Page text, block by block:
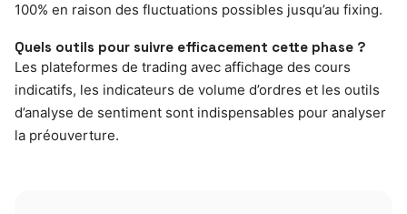
100% en raison des fluctuations possibles jusqu’au fixing.
Quels outils pour suivre efficacement cette phase ?
Les plateformes de trading avec affichage des cours
indicatifs, les indicateurs de volume d’ordres et les outils
d’analyse de sentiment sont indispensables pour analyser
la préouverture.